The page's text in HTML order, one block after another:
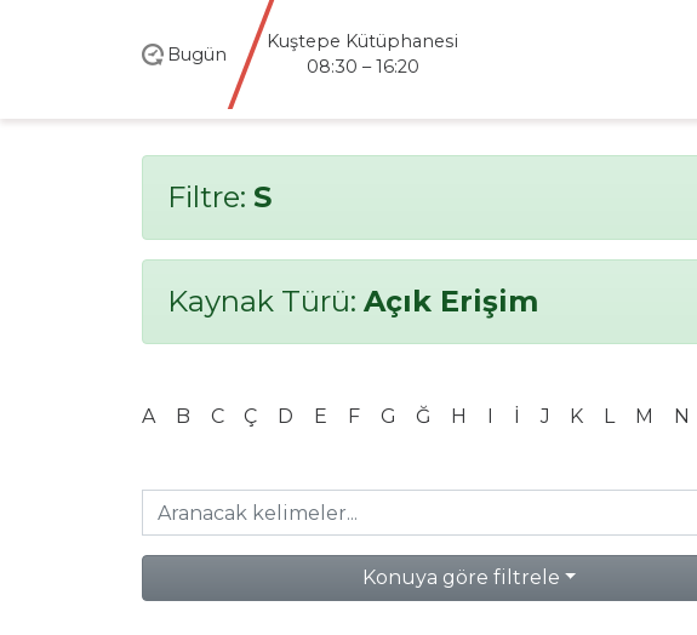
Bugün
Kuştepe Kütüphanesi
08:30 – 16:20
Filtre: S
Kaynak Türü: Açık Erişim
A B C Ç D E F G Ğ H I İ J K L M N
Konuya göre filtrele